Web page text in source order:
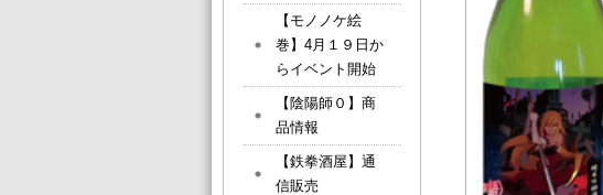
【モノノケ絵
巻】4月１９日か
らイベント開始
【陰陽師０】商
品情報
【鉄拳酒屋】通
信販売